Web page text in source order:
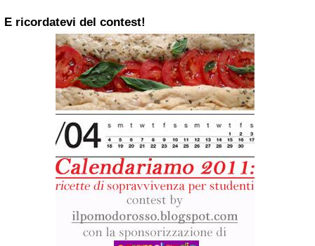
E ricordatevi del contest!